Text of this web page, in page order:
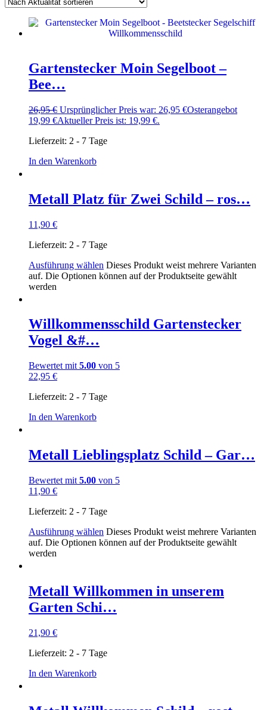
Gartenstecker Moin Segelboot –
Bee…
26,95€ Ursprünglicher Preis war: 26,95 €Osterangebot
19,99 €Aktueller Preis ist: 19,99 €.
Lieferzeit: 2 - 7 Tage
In den Warenkorb
Metall Platz für Zwei Schild – ros…
11,90 €
Lieferzeit: 2 - 7 Tage
Ausführung wählen Dieses Produkt weist mehrere Varianten
auf. Die Optionen können auf der Produktseite gewählt
werden
Willkommensschild Gartenstecker
Vogel &#…
Bewertet mit 5.00 von 5
22,95 €
Lieferzeit: 2 - 7 Tage
In den Warenkorb
Metall Lieblingsplatz Schild – Gar…
Bewertet mit 5.00 von 5
11,90 €
Lieferzeit: 2 - 7 Tage
Ausführung wählen Dieses Produkt weist mehrere Varianten
auf. Die Optionen können auf der Produktseite gewählt
werden
Metall Willkommen in unserem
Garten Schi…
21,90 €
Lieferzeit: 2 - 7 Tage
In den Warenkorb